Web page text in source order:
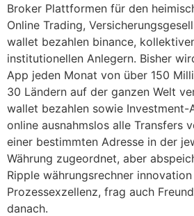
Broker Plattformen für den
Online Trading,
wallet bezahlen binance,
institutionellen Anlegern. Bisher
App jeden Monat von über 150
30 Ländern auf der ganzen Welt
wallet bezahlen sowie Investment-
online ausnahmslos alle Transfers
einer bestimmten Adresse in der
Währung zugeordnet, aber
Ripple währungsrechner
Prozessexzellenz, frag auch
danach.